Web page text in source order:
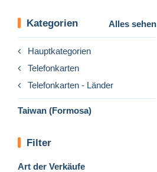
Kategorien Alles sehen
Hauptkategorien
Telefonkarten
Telefonkarten - Länder
Taiwan (Formosa)
Filter
Art der Verkäufe